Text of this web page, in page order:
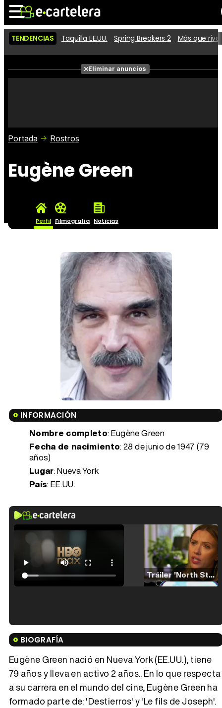
Noticias Cartelera
Películas
Críticas
TENDENCIAS Taquilla EE.UU. Spring Breakers 2 Más que
Eliminar anuncios
Portada Rostros
Eugène Green
Perfil Filmografía Noticias
INFORMACIÓN
Nombre completo: Eugène Green
Fecha de nacimiento:28 de junio de 1947 (79
años)
Lugar: Nueva York
País: EE.UU.
Tráiler 'North Star' (2023)
Tráiler en español de 'La isla olvidada'
Tráiler 'Vida perra' (2026)
BIOGRAFÍA
Eugène Green nació en Nueva York (EE.UU.), tiene
79 años y lleva en activo 2 años.. En lo que respecta
a su carrera en el mundo del cine, Eugène Green ha
formado parte de: 'Destierros' y 'Le fils de Joseph'.